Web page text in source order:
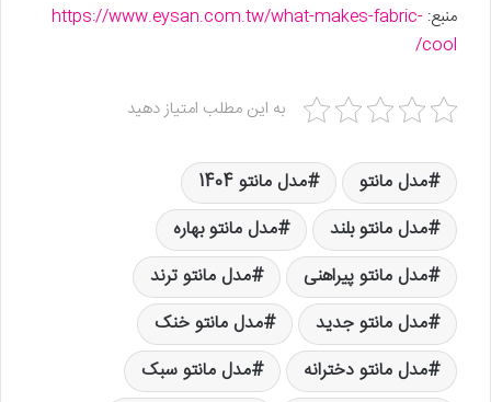
منبع: https://www.eysan.com.tw/what-makes-fabric-
cool/
به این مطلب امتیاز دهید
مدل مانتو
مدل مانتو 1404
مدل مانتو بلند
مدل مانتو بهاره
مدل مانتو پیراهنی
مدل مانتو ترند
مدل مانتو جدید
مدل مانتو خنک
مدل مانتو دخترانه
مدل مانتو سبک